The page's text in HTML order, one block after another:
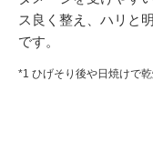
ス良く整え、ハリと
です。
*1 ひげそり後や日焼けで